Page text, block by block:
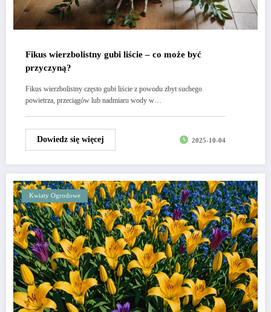
Fikus wierzbolistny gubi liście – co może być
przyczyną?
Fikus wierzbolistny często gubi liście z powodu zbyt suchego
powietrza, przeciągów lub nadmiaru wody w…
Dowiedz się więcej 2025-10-04
Kwiaty Ogrodowe